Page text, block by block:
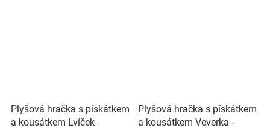
Plyšová hračka s pískátkem
a kousátkem Lvíček -
Plyšová hračka s pískátkem
a kousátkem Veverka -